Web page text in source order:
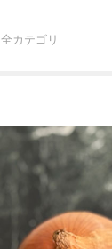
全カテゴリ